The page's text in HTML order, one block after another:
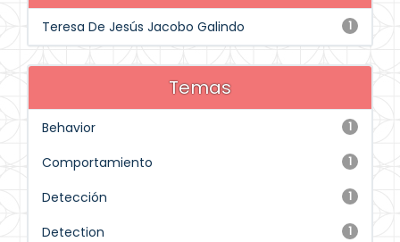
1
Teresa De Jesús Jacobo Galindo
Temas
1
Behavior
1
Comportamiento
1
Detección
1
Detection